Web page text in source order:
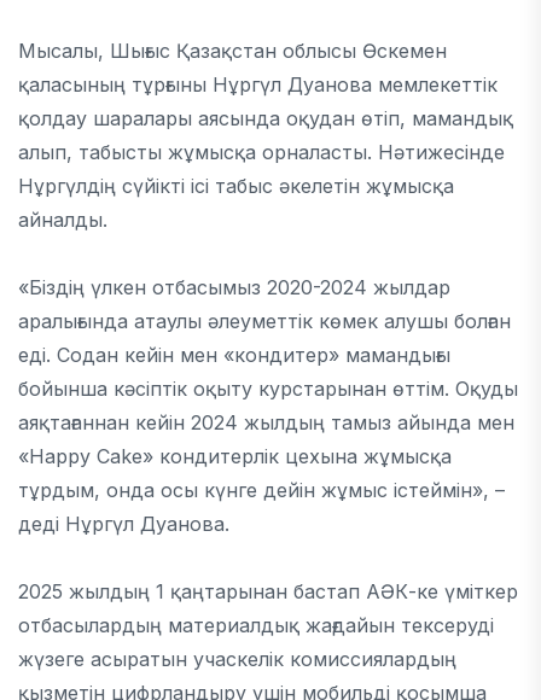
Мысалы, Шығыс Қазақстан облысы Өскемен
қаласының тұрғыны Нұргүл Дуанова мемлекеттік
қолдау шаралары аясында оқудан өтіп, мамандық
алып, табысты жұмысқа орналасты. Нәтижесінде
Нұргүлдің сүйікті ісі табыс әкелетін жұмысқа
айналды.
«Біздің үлкен отбасымыз 2020-2024 жылдар
аралығында атаулы әлеуметтік көмек алушы болған
еді. Содан кейін мен «кондитер» мамандығы
бойынша кәсіптік оқыту курстарынан өттім. Оқуды
аяқтағаннан кейін 2024 жылдың тамыз айында мен
«Happy Cake» кондитерлік цехына жұмысқа
тұрдым, онда осы күнге дейін жұмыс істеймін», –
деді Нұргүл Дуанова.
2025 жылдың 1 қаңтарынан бастап АӘК-ке үміткер
отбасылардың материалдық жағдайын тексеруді
жүзеге асыратын учаскелік комиссиялардың
қызметін цифрландыру үшін мобильді қосымша